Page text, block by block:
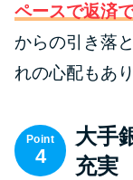
ペースで返済
からの引き落
れの心配もあ
Point
4
大手
充実